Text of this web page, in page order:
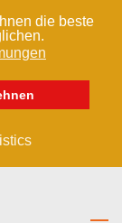
die beste